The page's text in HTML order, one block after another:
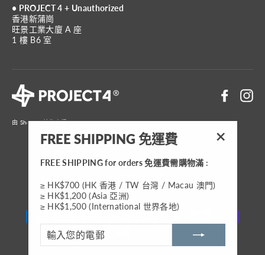
• PROJECT 4 + Unauthorized
香港新蒲崗
旺景工業大廈 A 座
1 樓 B6 室
由 Shopify 技術支援
貨
幣
FREE SHIPPING 免運費
FREE SHIPPING for orders 免運費需購物滿 :
≥ HK$700 (HK 香港 / TW 台灣 / Macau 澳門)
≥ HK$1,200 (Asia 亞洲)
≥ HK$1,500 (International 世界各地)
輸
入
您
的